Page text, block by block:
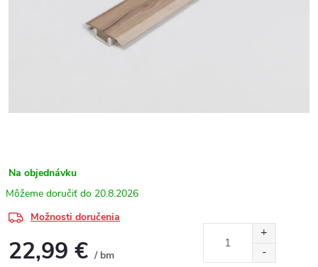
Na objednávku
20.8.2026
Možnosti doručenia
22,99 € / bm